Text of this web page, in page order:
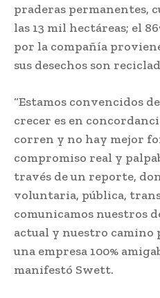
praderas permanentes,
las 13 mil hectáreas; el
por la compañía
sus desechos son
“Estamos convencidos
crecer es en
corren y no hay mejor
compromiso real y
través de un reporte,
voluntaria, pública,
comunicamos nuestros
actual y nuestro camino
una empresa 100%
manifestó Swett.